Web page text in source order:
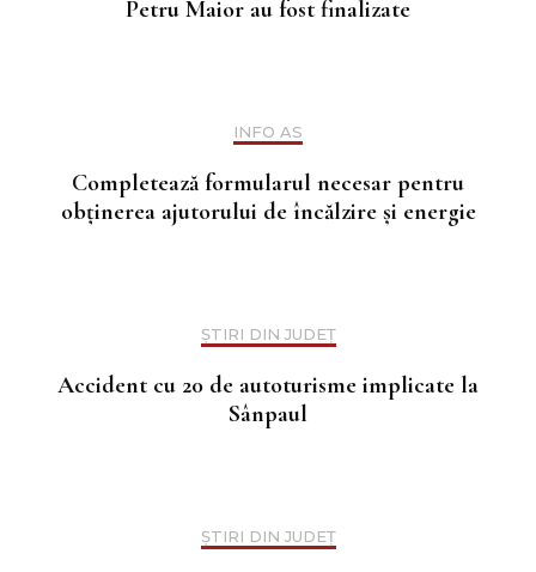
Petru Maior au fost finalizate
INFO AS
Completează formularul necesar pentru
obținerea ajutorului de încălzire și energie
ȘTIRI DIN JUDEȚ
Accident cu 20 de autoturisme implicate la
Sânpaul
ȘTIRI DIN JUDEȚ